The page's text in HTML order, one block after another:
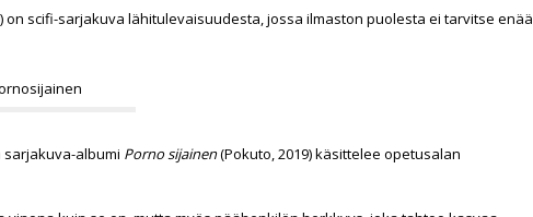
on scifi-sarjakuva lähitulevaisuudesta, jossa ilmaston puolesta ei tarvitse enää
albumi Porno sijainen(Pokuto, 2019) käsittelee opetusalan